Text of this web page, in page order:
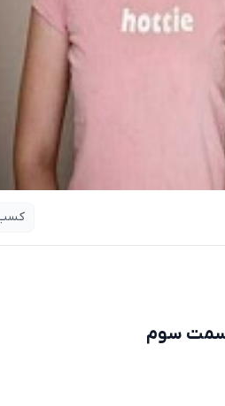
کسب
قسمت سوم